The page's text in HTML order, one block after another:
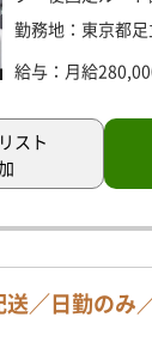
勤務地：東京都
給与：月給
スト
／日勤のみ